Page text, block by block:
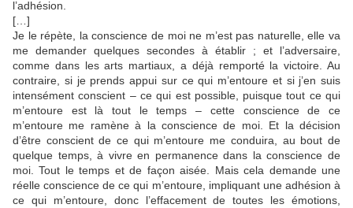
l’adhésion.
[…]
Je le répète, la conscience de moi ne m’est pas naturelle, elle va
me demander quelques secondes à établir ; et l’adversaire,
comme dans les arts martiaux, a déjà remporté la victoire. Au
contraire, si je prends appui sur ce qui m’entoure et si j’en suis
intensément conscient – ce qui est possible, puisque tout ce qui
m’entoure est là tout le temps – cette conscience de ce
m’entoure me ramène à la conscience de moi. Et la décision
d’être conscient de ce qui m’entoure me conduira, au bout de
quelque temps, à vivre en permanence dans la conscience de
moi. Tout le temps et de façon aisée. Mais cela demande une
réelle conscience de ce qui m’entoure, impliquant une adhésion à
ce qui m’entoure, donc l’effacement de toutes les émotions,